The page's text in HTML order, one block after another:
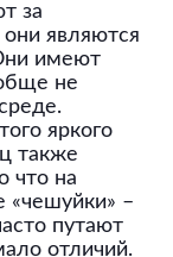
за
являются
имеют
не
яркого
также
что на
«чешуйки» –
путают
отличий.